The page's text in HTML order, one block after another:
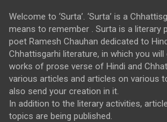
Welcome to ‘Surta’. ‘Surta’ is a
means to remember . Surta is a literary
poet Ramesh Chauhan dedicated to
Chhattisgarhi literature, in which you
works of prose verse of Hindi and
various articles and articles on various
also send your creation in it.
In addition to the literary activities,
topics are being published.